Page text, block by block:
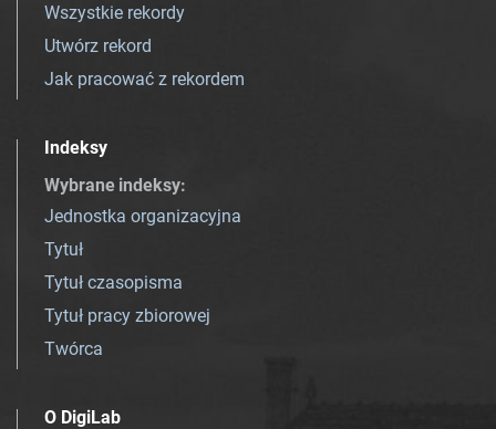
Wszystkie rekordy
Utwórz rekord
Jak pracować z rekordem
Indeksy
Wybrane indeksy:
Jednostka organizacyjna
Tytuł
Tytuł czasopisma
Tytuł pracy zbiorowej
Twórca
O DigiLab